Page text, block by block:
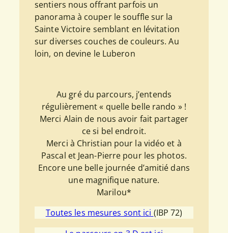
sentiers nous offrant parfois un
panorama à couper le souffle sur la
Sainte Victoire semblant en lévitation
sur diverses couches de couleurs. Au
loin, on devine le Luberon
Au gré du parcours, j’entends
régulièrement « quelle belle rando » !
Merci Alain de nous avoir fait partager
ce si bel endroit.
Merci à Christian pour la vidéo et à
Pascal et Jean-Pierre pour les photos.
Encore une belle journée d’amitié dans
une magnifique nature.
Marilou*
Toutes les mesures sont ici (IBP 72)